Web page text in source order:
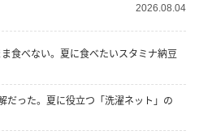
2026.08.04
食べない。夏に食べたいスタミナ納豆
だった。夏に役立つ「洗濯ネット」の